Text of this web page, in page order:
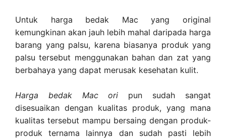
Untuk harga bedak Mac yang original
kemungkinan akan jauh lebih mahal daripada harga
barang yang palsu, karena biasanya produk yang
palsu tersebut menggunakan bahan dan zat yang
berbahaya yang dapat merusak kesehatan kulit.
Harga bedak Mac ori pun sudah sangat
disesuaikan dengan kualitas produk, yang mana
kualitas tersebut mampu bersaing dengan produk-
produk ternama lainnya dan sudah pasti lebih